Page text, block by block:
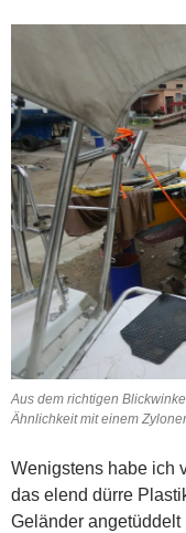
Aus dem richtigen
Ähnlichkeit mit einem
Wenigstens habe ich
das elend dürre
Geländer